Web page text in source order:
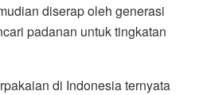
diserap oleh generasi
padanan untuk tingkatan
di Indonesia ternyata